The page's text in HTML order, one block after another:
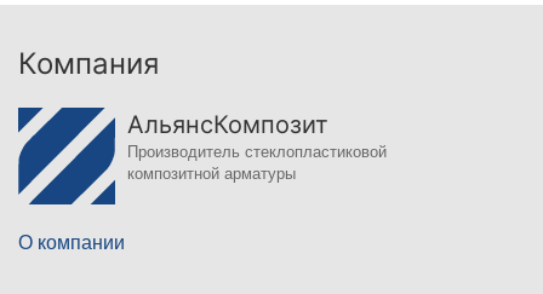
Компания
АльянсКомпозит
Производитель стеклопластиковой
композитной арматуры
О компании